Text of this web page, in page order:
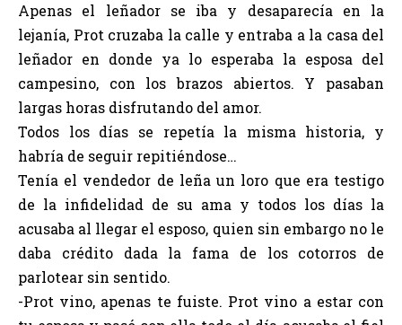
Apenas el leñador se iba y desaparecía en la
lejanía, Prot cruzaba la calle y entraba a la casa del
leñador en donde ya lo esperaba la esposa del
campesino, con los brazos abiertos. Y pasaban
largas horas disfrutando del amor.
Todos los días se repetía la misma historia, y
habría de seguir repitiéndose…
Tenía el vendedor de leña un loro que era testigo
de la infidelidad de su ama y todos los días la
acusaba al llegar el esposo, quien sin embargo no le
daba crédito dada la fama de los cotorros de
parlotear sin sentido.
-Prot vino, apenas te fuiste. Prot vino a estar con